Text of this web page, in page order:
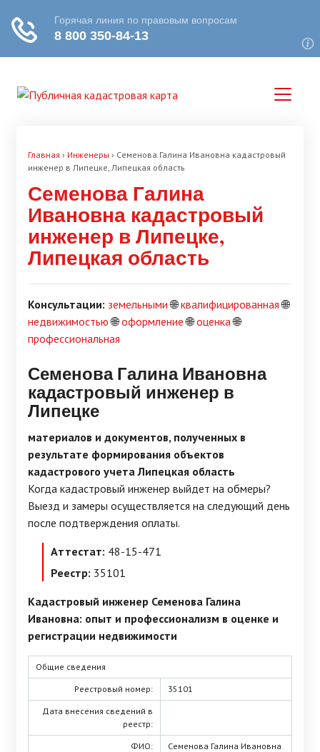
Главная › Инженеры › Семенова Галина Ивановна кадастровый
инженер в Липецке, Липецкая область
Семенова Галина
Ивановна кадастровый
инженер в Липецке,
Липецкая область
Консультации: земельными🌐квалифицированная🌐
недвижимостью🌐оформление🌐оценка🌐
профессиональная
Семенова Галина Ивановна
кадастровый инженер в
Липецке
материалов и документов, полученных в
результате формирования объектов
кадастрового учета Липецкая область
Когда кадастровый инженер выйдет на обмеры?
Выезд и замеры осуществляется на следующий день
после подтверждения оплаты.
Аттестат: 48-15-471
Реестр: 35101
Кадастровый инженер Семенова Галина
Ивановна: опыт и профессионализм в оценке и
регистрации недвижимости
Общие сведения
Реестровый номер: 35101
Дата внесения сведений в
реестр:
ФИО: Семенова Галина Ивановна